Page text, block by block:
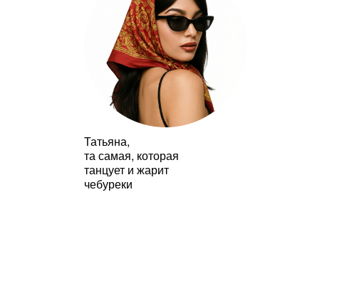
Татьяна,
та самая, которая
танцует и жарит
чебуреки